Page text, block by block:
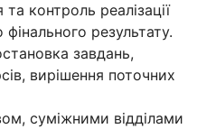
контроль реалізації
результату.
завдань,
вирішення поточних
суміжними відділами